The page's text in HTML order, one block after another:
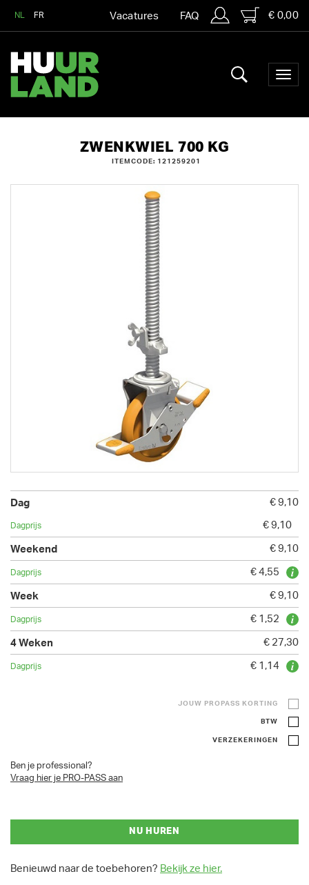
NL FR Vacatures FAQ € 0,00
ZWENKWIEL 700 KG
ITEMCODE: 121259201
€ 9,10
€ 9,10
€ 9,10
€ 4,55
€ 9,10
€ 1,52
€ 27,30
€ 1,14
JOUW PROPASS KORTING
BTW
VERZEKERINGEN
Ben je professional?
Vraag hier je PRO-PASS aan
NU HUREN
Benieuwd naar de toebehoren? Bekijk ze hier.